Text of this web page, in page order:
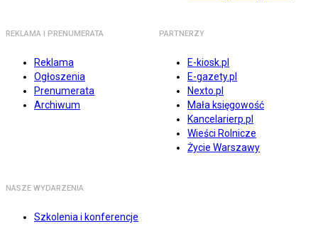
REKLAMA I PRENUMERATA
Reklama
Ogłoszenia
Prenumerata
Archiwum
PARTNERZY
E-kiosk.pl
E-gazety.pl
Nexto.pl
Mała księgowość
Kancelarierp.pl
Wieści Rolnicze
Życie Warszawy
NASZE WYDARZENIA
Szkolenia i konferencje